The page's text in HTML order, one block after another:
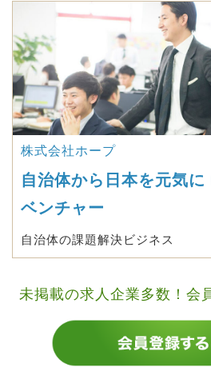
株式会社ホープ
自治体から日本を元気
ベンチャー
自治体の課題解決ビジネス
未掲載の求人企業多数！会